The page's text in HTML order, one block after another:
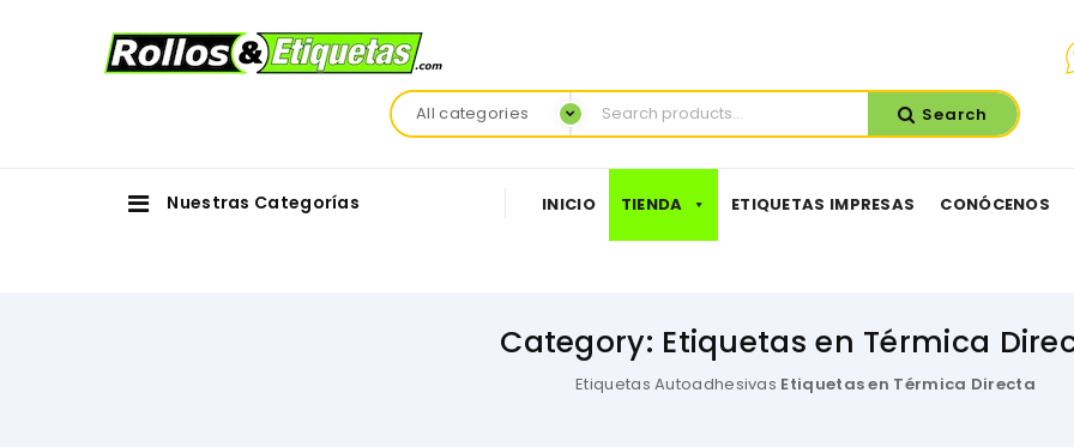
All categories Search
Nuestras Categorías INICIO TIENDA ETIQUETAS IMPRESAS CONÓCENOS
Category: Etiquetas en Térmica
Etiquetas Autoadhesivas Etiquetas en Térmica Directa